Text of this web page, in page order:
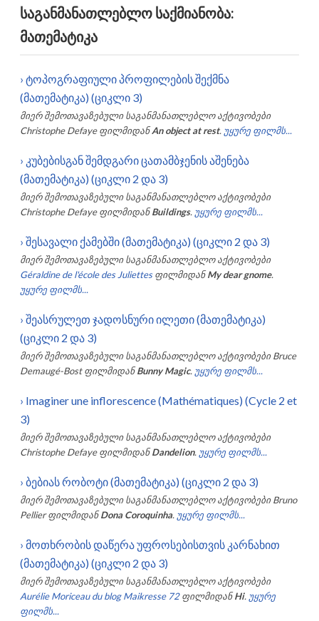
საგანმანათლებლო საქმიანობა:
მათემატიკა
› ტოპოგრაფიული პროფილების შექმნა
(მათემატიკა) (ციკლი 3)
მიერ შემოთავაზებული საგანმანათლებლო აქტივობები
Christophe Defaye ფილმიდან An object at rest. უყურე ფილმს...
› კუბებისგან შემდგარი ცათამბჯენის აშენება
(მათემატიკა) (ციკლი 2 და 3)
მიერ შემოთავაზებული საგანმანათლებლო აქტივობები
Christophe Defaye ფილმიდან Buildings. უყურე ფილმს...
› შესავალი ქამებში (მათემატიკა) (ციკლი 2 და 3)
მიერ შემოთავაზებული საგანმანათლებლო აქტივობები
Géraldine de l'école des Juliettes ფილმიდან My dear gnome.
უყურე ფილმს...
› შეასრულეთ ჯადოსნური ილეთი (მათემატიკა)
(ციკლი 2 და 3)
მიერ შემოთავაზებული საგანმანათლებლო აქტივობები Bruce
Demaugé-Bost ფილმიდან Bunny Magic. უყურე ფილმს...
› Imaginer une inflorescence (Mathématiques) (Cycle 2 et
3)
მიერ შემოთავაზებული საგანმანათლებლო აქტივობები
Christophe Defaye ფილმიდან Dandelion. უყურე ფილმს...
› ბებიას რობოტი (მათემატიკა) (ციკლი 2 და 3)
მიერ შემოთავაზებული საგანმანათლებლო აქტივობები Bruno
Pellier ფილმიდან Dona Coroquinha. უყურე ფილმს...
› მოთხრობის დაწერა უფროსებისთვის კარნახით
(მათემატიკა) (ციკლი 2 და 3)
მიერ შემოთავაზებული საგანმანათლებლო აქტივობები
Aurélie Moriceau du blog Maikresse 72 ფილმიდან Hi. უყურე
ფილმს...